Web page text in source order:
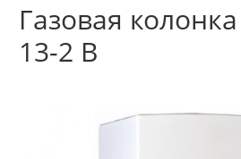
Газовая
13-2 В